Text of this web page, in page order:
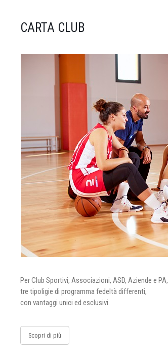
CARTA CLUB
Per Club Sportivi, Associazioni, ASD, Aziende e PA,
tre tipoligie di programma fedeltà differenti,
con vantaggi unici ed esclusivi.
Scopri di più